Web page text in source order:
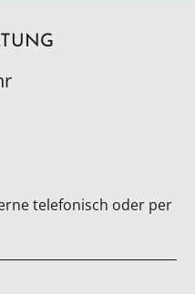
telefonisch oder per